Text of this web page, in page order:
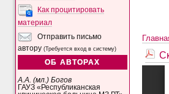
Как процитировать
материал
Отправить письмо
автору(Требуется вход в систему)
ОБ АВТОРАХ
А.А. (мл.) Богов
ГАУЗ «Республиканская